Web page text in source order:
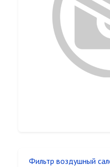
Фильтр воздушный